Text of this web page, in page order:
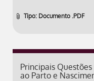
Tipo: Documento .PDF
Principais
ao Parto e